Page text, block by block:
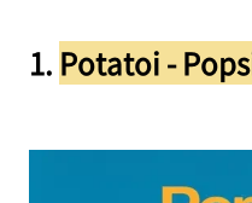
1. Potatoi -